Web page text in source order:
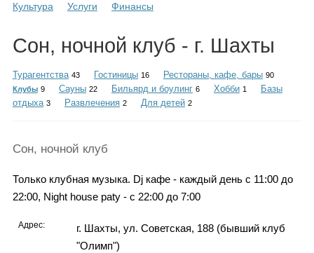
Гороскоп
Культура
Услуги Финансы
Сон, ночной клуб - г. Шахты
Турагентства 43 Гостиницы 16 Рестораны, кафе, бары 90
Клубы 9 Сауны 22 Бильярд и боулинг 6 Хобби 1
Базы
отдыха 3 Развлечения 2 Для детей 2
Сон, ночной клуб
Только клубная музыка. Dj кафе - каждый день с 11:00 до
22:00, Night house paty - c 22:00 до 7:00
Адрес:
г. Шахты, ул. Советская, 188 (бывший клуб
"Олимп")